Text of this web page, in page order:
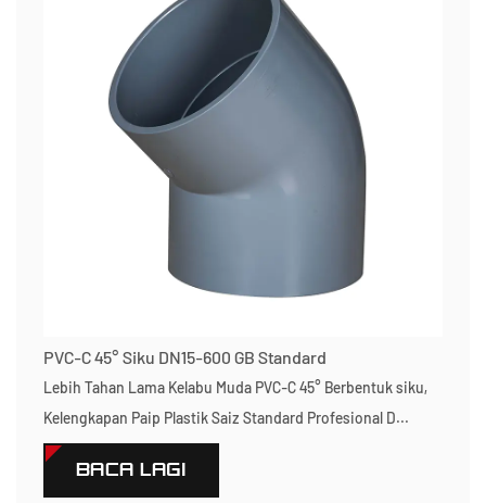
PVC-C 45° Siku DN15-600 GB Standard
Lebih Tahan Lama Kelabu Muda PVC-C 45° Berbentuk siku,
Kelengkapan Paip Plastik Saiz Standard Profesional D...
BACA LAGI